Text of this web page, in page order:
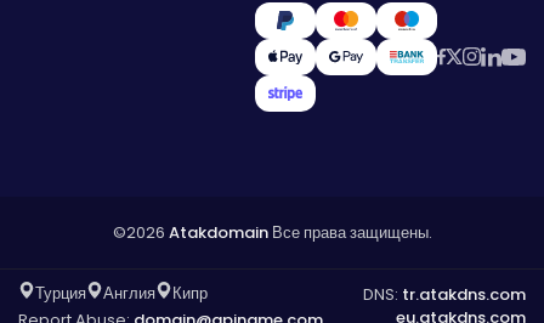
©2026 AtakdomainВсе права защищены.
Турция Англия
Кипр
DNS: tr.atakdns.com
eu.atakdns.com